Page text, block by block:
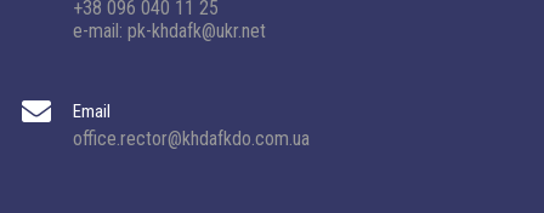
+38 096 040 11 25
e-mail: pk-khdafk@ukr.net
Email
office.rector@khdafkdo.com.ua